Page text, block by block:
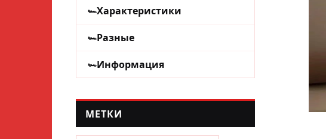
Характеристики
Разные
Информация
МЕТКИ